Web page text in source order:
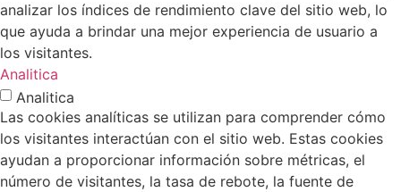
analizar los índices de rendimiento clave del sitio web, lo
que ayuda a brindar una mejor experiencia de usuario a
los visitantes.
Analitica
Analitica
Las cookies analíticas se utilizan para comprender cómo
los visitantes interactúan con el sitio web. Estas cookies
ayudan a proporcionar información sobre métricas, el
número de visitantes, la tasa de rebote, la fuente de